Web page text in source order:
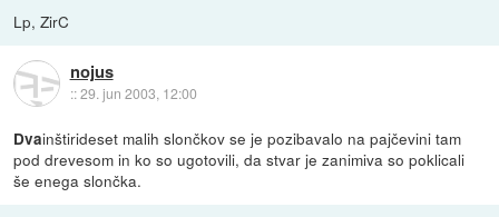
Lp, ZirC
nojus
::29. jun 2003, 12:00
Dvainštirideset malih slončkov se je pozibavalo na pajčevini tam
pod drevesom in ko so ugotovili, da stvar je zanimiva so poklicali
še enega slončka.